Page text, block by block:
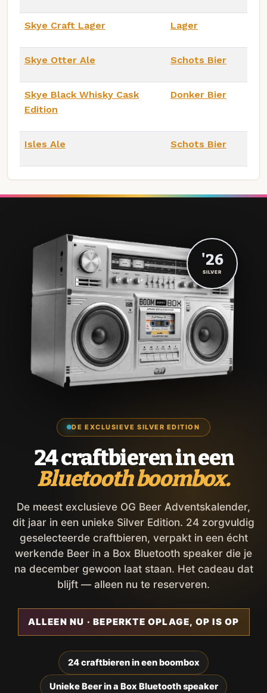
Skye Craft Lager Lager
Skye Otter Ale Schots Bier
Skye Black Whisky Cask
Edition
Donker Bier
Isles Ale Schots Bier
DE EXCLUSIEVE SILVER EDITION
24 craftbieren in een
Bluetooth boombox.
De meest exclusieve OG Beer Adventskalender,
dit jaar in een unieke Silver Edition. 24 zorgvuldig
geselecteerde craftbieren, verpakt in een écht
werkende Beer in a Box Bluetooth speaker die je
na december gewoon laat staan. Het cadeau dat
blijft — alleen nu te reserveren.
ALLEEN NU · BEPERKTE OPLAGE, OP IS OP
24 craftbieren in een boombox
Unieke Beer in a Box Bluetooth speaker
'26
SILVER